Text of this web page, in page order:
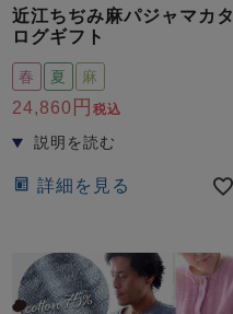
近江ちぢみ麻パジャマカタ
ログギフト
春 夏 麻
24,860 税込
詳細を見る